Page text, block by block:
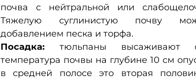
почва с нейтральной или
Тяжелую суглинистую почву
добавлением песка и торфа.
Посадка: тюльпаны высаживают
температура почвы на глубине 10 см
в средней полосе это вторая